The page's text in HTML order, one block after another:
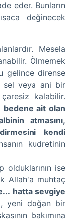
eder. Bunların
değinecek
Mesela
Ölmemek
gelince dirense
sel veya ani bir
kalabilir.
bedene ait olan
atmasını,
kendi
kudretinin
olduklarının ise
Allah'a muhtaç
hatta sevgiye
yeni doğan bir
bakımına